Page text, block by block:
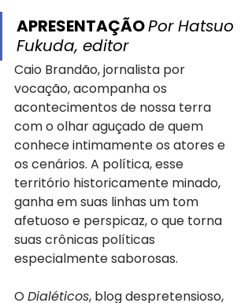
APRESENTAÇÃO Por Hatsuo
Fukuda, editor
Caio Brandão, jornalista por
vocação, acompanha os
acontecimentos de nossa terra
com o olhar aguçado de quem
conhece intimamente os atores e
os cenários. A política, esse
território historicamente minado,
ganha em suas linhas um tom
afetuoso e perspicaz, o que torna
suas crônicas políticas
especialmente saborosas.
O Dialéticos, blog despretensioso,